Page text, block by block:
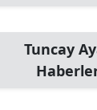
Erzincan
Erzurum
Tuncay